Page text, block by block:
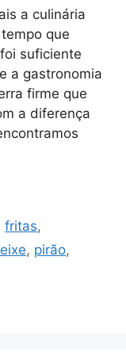
a culinária
que
suficiente
a gastronomia
firme que
a diferença
fritas,
, pirão,